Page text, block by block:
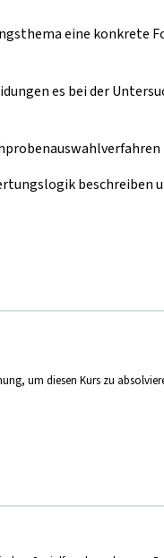
eine konkrete
es bei der
beschreiben
um diesen Kurs zu